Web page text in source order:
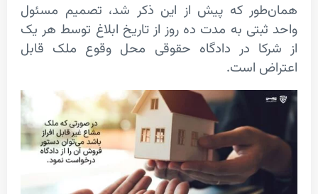
که پیش از این ذکر شد، تصمیم مسئول
به مدت ده روز از تاریخ ابلاغ توسط هر یک
در دادگاه حقوقی محل وقوع ملک قابل
است.